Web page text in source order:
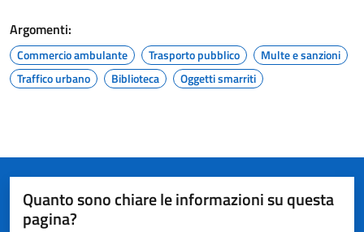
Argomenti:
Commercio ambulante Trasporto pubblico
Multe e sanzioni
Traffico urbano
Biblioteca Oggetti smarriti
Quanto sono chiare le informazioni su questa
pagina?